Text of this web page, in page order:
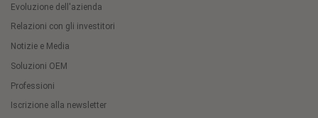
Evoluzione dell'azienda
Relazioni con gli investitori
Notizie e Media
Soluzioni OEM
Professioni
Iscrizione alla newsletter